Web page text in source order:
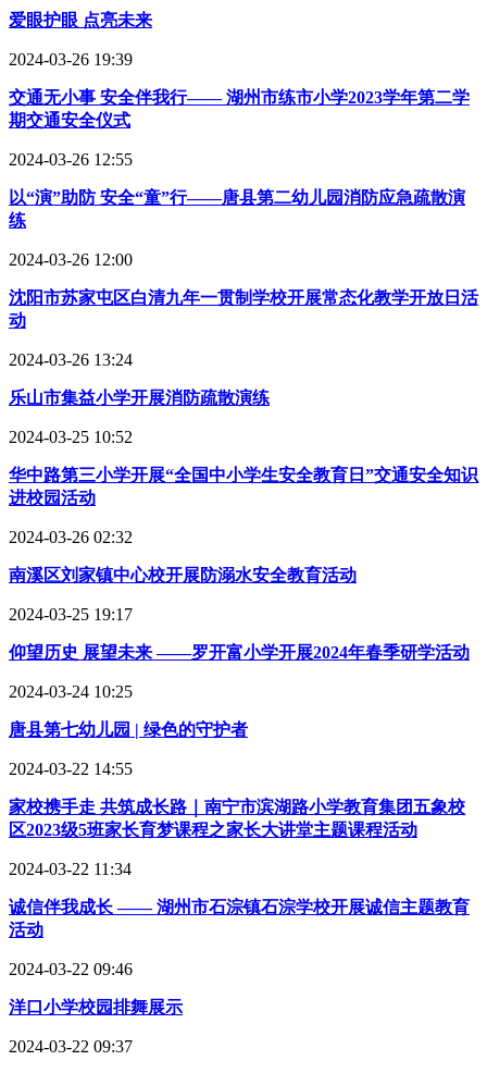
爱眼护眼 点亮未来
2024-03-26 19:39
交通无小事 安全伴我行—— 湖州市练市小学2023学年第二学
期交通安全仪式
2024-03-26 12:55
以“演”助防 安全“童”行——唐县第二幼儿园消防应急疏散演
练
2024-03-26 12:00
沈阳市苏家屯区白清九年一贯制学校开展常态化教学开放日活
动
2024-03-26 13:24
乐山市集益小学开展消防疏散演练
2024-03-25 10:52
华中路第三小学开展“全国中小学生安全教育日”交通安全知识
进校园活动
2024-03-26 02:32
南溪区刘家镇中心校开展防溺水安全教育活动
2024-03-25 19:17
仰望历史 展望未来 ——罗开富小学开展2024年春季研学活动
2024-03-24 10:25
唐县第七幼儿园 | 绿色的守护者
2024-03-22 14:55
家校携手走 共筑成长路｜南宁市滨湖路小学教育集团五象校
区2023级5班家长育梦课程之家长大讲堂主题课程活动
2024-03-22 11:34
诚信伴我成长 —— 湖州市石淙镇石淙学校开展诚信主题教育
活动
2024-03-22 09:46
洋口小学校园排舞展示
2024-03-22 09:37